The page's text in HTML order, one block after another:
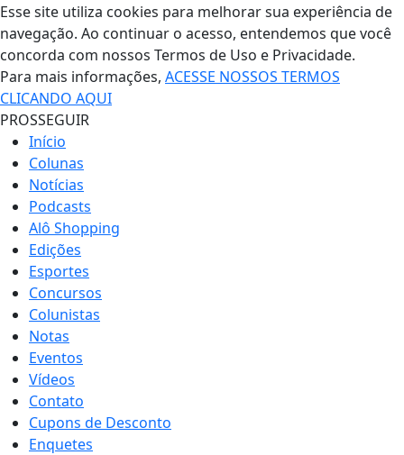
Esse site utiliza cookies para melhorar sua experiência de
navegação. Ao continuar o acesso, entendemos que você
concorda com nossos Termos de Uso e Privacidade.
Para mais informações, ACESSE NOSSOS TERMOS
CLICANDO AQUI
PROSSEGUIR
Início
Colunas
Notícias
Podcasts
Alô Shopping
Edições
Esportes
Concursos
Colunistas
Notas
Eventos
Vídeos
Contato
Cupons de Desconto
Enquetes